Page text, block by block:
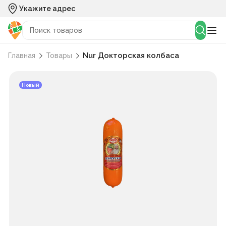
Укажите адрес
Главная Товары Nur Докторская колбаса
Новый